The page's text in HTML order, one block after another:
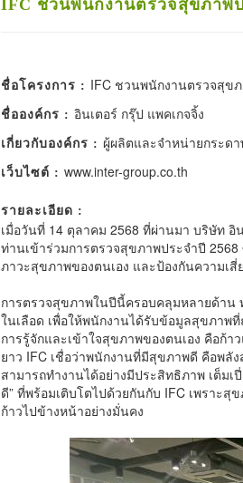
IFC ชวนพนักงานตรวจสุขภาพ
ชื่อโครงการ : IFC ชวนพนักงานตรวจสุข
ชื่อองค์กร : อินเตอร์ กรุ๊ป แพคเกจจิ้ง
เกี่ยวกับองค์กร : ผู้ผลิตและจำหน่ายกระด
เว็บไซต์ : www.inter-group.co.th
รายละเอียด :
เมื่อวันที่ 14 ตุลาคม 2568 ที่ผ่านมา บริษัท
ท่านเข้าร่วมการตรวจสุขภาพประจำปี
ภาวะสุขภาพของตนเอง และป้องกันความเสี่
การตรวจสุขภาพในปีนี้ครอบคลุมหลายด้าน
ในเลือด เพื่อให้พนักงานได้รับข้อมูลสุขภาพ
การรู้จักและเข้าใจสุขภาพของตนเอง คือก้
ยาว IFC เชื่อว่าพนักงานที่มีสุขภาพดี คือพลัง
สามารถทำงานได้อย่างมีประสิทธิภาพ เต็ม
ดี” ที่พร้อมเติบโตไปด้วยกันกับ IFC เพราะ
ก้าวไปข้างหน้าอย่างมั่นคง